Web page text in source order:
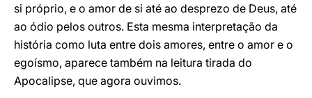
si próprio, e o amor de si até ao desprezo de Deus, até
ao ódio pelos outros. Esta mesma interpretação da
história como luta entre dois amores, entre o amor e o
egoísmo, aparece também na leitura tirada do
Apocalipse, que agora ouvimos.